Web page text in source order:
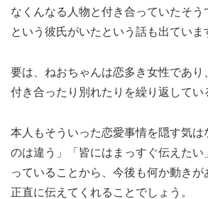
なくんなる人物と付き合っていたそう
という彼氏がいたという話も出ていま
要は、ねおちゃんは恋多き女性であり
付き合ったり別れたりを繰り返してい
本人もそういった恋愛事情を隠す気は
のは違う」「皆にはまっすぐ伝えたい
っていることから、今後も何か動き
正直に伝えてくれることでしょう。